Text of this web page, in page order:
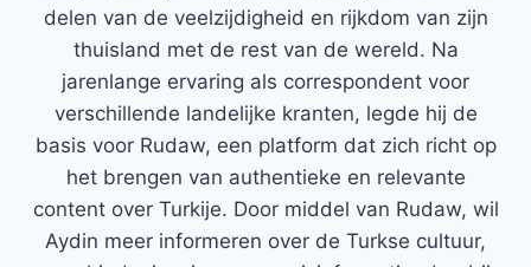
delen van de veelzijdigheid en rijkdom van zijn
thuisland met de rest van de wereld. Na
jarenlange ervaring als correspondent voor
verschillende landelijke kranten, legde hij de
basis voor Rudaw, een platform dat zich richt op
het brengen van authentieke en relevante
content over Turkije. Door middel van Rudaw, wil
Aydin meer informeren over de Turkse cultuur,